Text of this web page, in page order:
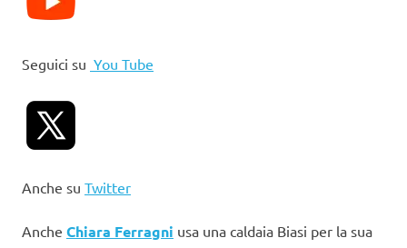
Seguici su You Tube
Anche su Twitter
Anche Chiara Ferragni usa una caldaia Biasi per la sua